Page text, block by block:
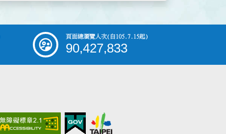
頁面總瀏覽人次(自105.7.15起)
90,427,833